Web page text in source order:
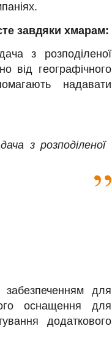
завдяки хмарам:
з розподіленої
від географічного
надавати
з розподіленої
для
оснащення для
додаткового